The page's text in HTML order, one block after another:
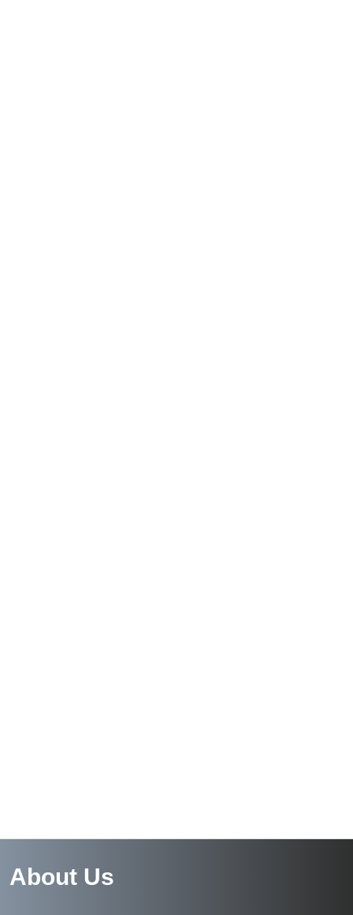
About Us